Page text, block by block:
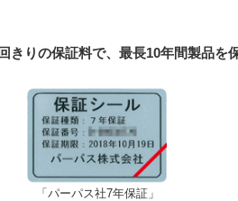
きりの保証料で、最長10年間製品を
「パーパス社7年保証」